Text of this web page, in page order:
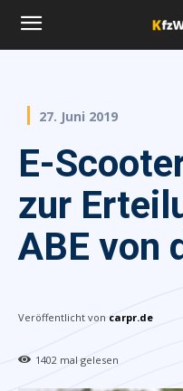
27. Juni 2019
E-
zur
ABE von
Veröffentlicht von carpr.de
1402 mal gelesen